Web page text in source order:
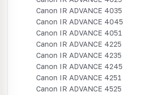
Canon IR ADVANCE 4035
Canon IR ADVANCE 4045
Canon IR ADVANCE 4051
Canon IR ADVANCE 4225
Canon IR ADVANCE 4235
Canon IR ADVANCE 4245
Canon IR ADVANCE 4251
Canon IR ADVANCE 4525